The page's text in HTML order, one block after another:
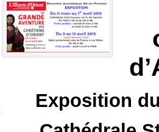
Exposition